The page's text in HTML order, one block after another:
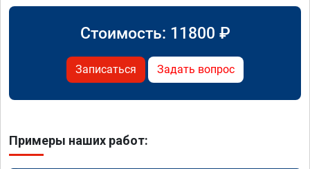
Стоимость: 11800 ₽
Записаться Задать вопрос
Примеры наших работ: